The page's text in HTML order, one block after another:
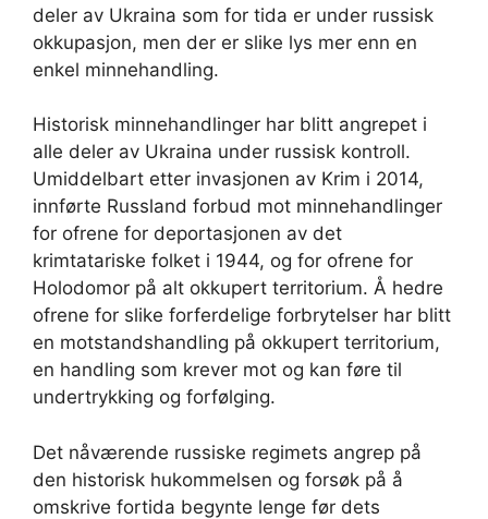
deler av Ukraina som for tida er under russisk
okkupasjon, men der er slike lys mer enn en
enkel minnehandling.
Historisk minnehandlinger har blitt angrepet i
alle deler av Ukraina under russisk kontroll.
Umiddelbart etter invasjonen av Krim i 2014,
innførte Russland forbud mot minnehandlinger
for ofrene for deportasjonen av det
krimtatariske folket i 1944, og for ofrene for
Holodomor på alt okkupert territorium. Å hedre
ofrene for slike forferdelige forbrytelser har blitt
en motstandshandling på okkupert territorium,
en handling som krever mot og kan føre til
undertrykking og forfølging.
Det nåværende russiske regimets angrep på
den historisk hukommelsen og forsøk på å
omskrive fortida begynte lenge før dets